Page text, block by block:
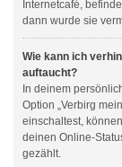
Internetcafé,
dann wurde sie
Wie kann ich
auftaucht?
In deinem
Option „Verbirg
einschaltest,
deinen Online-
gezählt.